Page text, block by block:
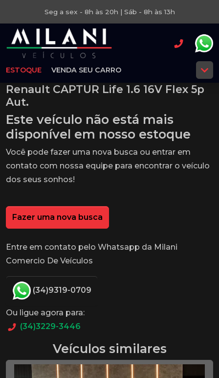
Seg a sex - 8h às 20h | Sáb - 8h às 13h
ESTOQUE VENDA SEU CARRO
Renault CAPTUR Life 1.6 16V Flex 5p
Aut.
Este veículo não está mais
disponível em nosso estoque
Você pode fazer uma nova busca ou entrar em
contato com nossa equipe para encontrar o veículo
dos seus sonhos!
Fazer uma nova busca
Entre em contato pelo Whatsapp da Milani
Comercio De Veículos
(34)9319-0709
Ou ligue agora para:
(34)3229-3446
Veículos similares